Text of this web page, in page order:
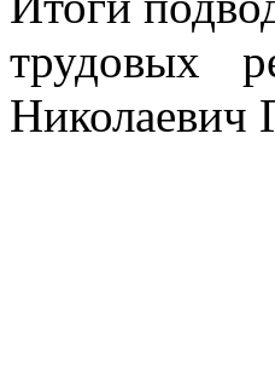
трудовых
Николаевич